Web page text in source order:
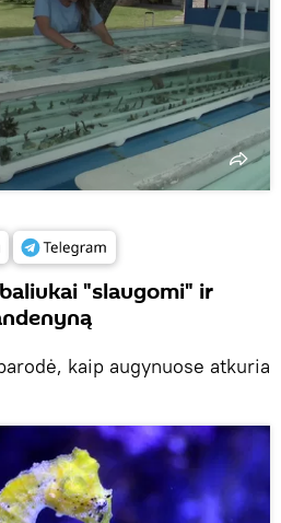
"slaugomi" ir
kaip augynuose atkuria